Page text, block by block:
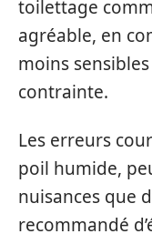
toilettage
agréable, en
moins
contrainte.
Les erreurs
poil humide,
nuisances que
recommandé